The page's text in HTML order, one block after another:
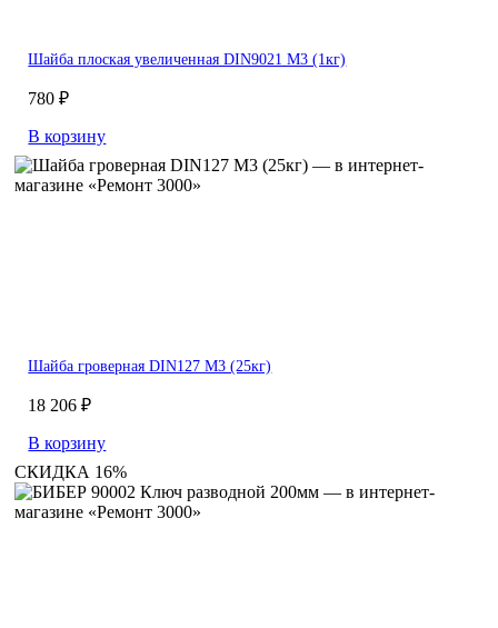
Шайба плоская увеличенная DIN9021 М3 (1кг)
780 ₽
В корзину
Шайба гроверная DIN127 М3 (25кг)
18 206 ₽
В корзину
СКИДКА 16%